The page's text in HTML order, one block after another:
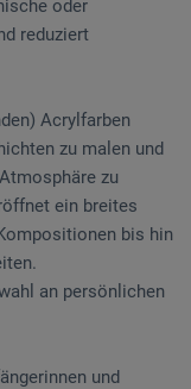
oder
reduziert
Acrylfarben
zu malen und
zu
ein breites
bis hin
an persönlichen
und